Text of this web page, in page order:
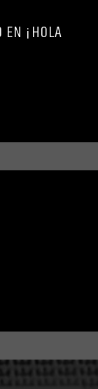
EN ¡HOLA